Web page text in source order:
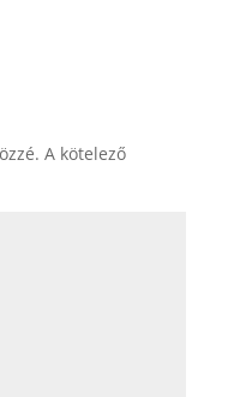
A kötelező